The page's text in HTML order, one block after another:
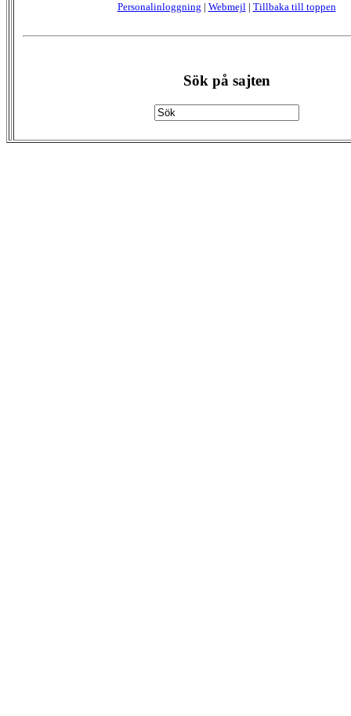
Personalinloggning | Webmejl| Tillbaka till toppen
Sök på sajten